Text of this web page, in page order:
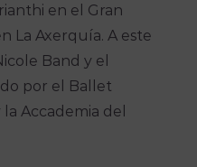
en el Gran
La Axerquía. A este
Band y el
por el Ballet
Accademia del